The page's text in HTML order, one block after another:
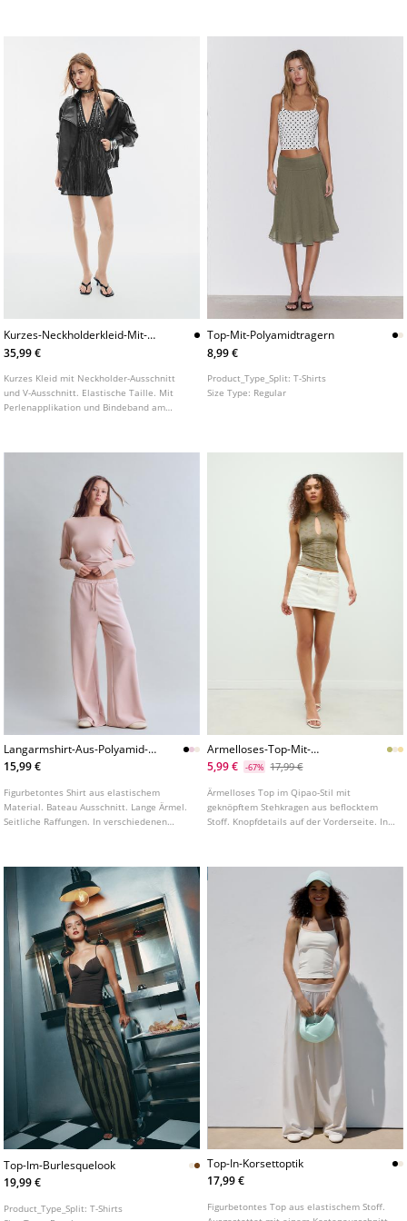
Kurzes-Neckholderkleid-Mit-
Perlen
35,99 €
Kurzes Kleid mit Neckholder-Ausschnitt
und V-Ausschnitt. Elastische Taille. Mit
Perlenapplikation und Bindeband am
Top-Mit-Polyamidtragern
8,99 €
Product_Type_Split:T-Shirts
Size Type: Regular
Langarmshirt-Aus-Polyamid-
Mit-Raffungen
15,99 €
Figurbetontes Shirt aus elastischem
Material. Bateau Ausschnitt. Lange Ärmel.
Seitliche Raffungen. In verschiedenen
Armelloses-Top-Mit-
Stehkragen
5,99 € -67% 17,99 €
Ärmelloses Top im Qipao-Stil mit
geknöpftem Stehkragen aus beflocktem
Stoff. Knopfdetails auf der Vorderseite. In
Top-Im-Burlesquelook
19,99 €
Product_Type_Split:T-Shirts
Top-In-Korsettoptik
17,99 €
Figurbetontes Top aus elastischem Stoff.